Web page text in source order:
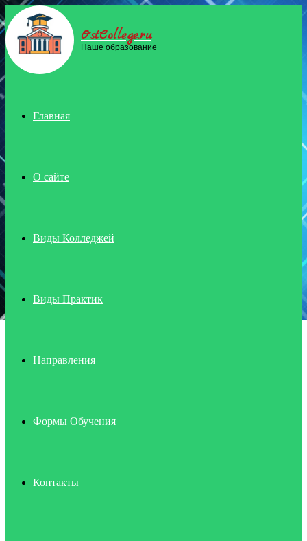
Menu OstCollege.ru
Наше образование
Главная
О сайте
Виды Колледжей
Виды Практик
Направления
Формы Обучения
Контакты